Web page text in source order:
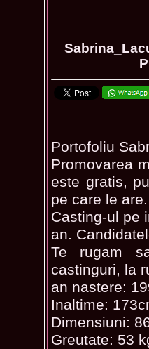
Portofoliu
Promovarea
este gratis,
pe care le are.
Casting-ul pe
an.
Te rugam
castinguri, la
an nastere:
Inaltime:
Dimensiuni:
Greutate: 53